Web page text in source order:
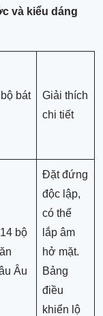
và kiểu dáng
bát
Giải thích
chi tiết
bộ
Âu
Đặt đứng
độc lập,
có thể
lắp âm
hở mặt.
Bảng
điều
khiển lộ